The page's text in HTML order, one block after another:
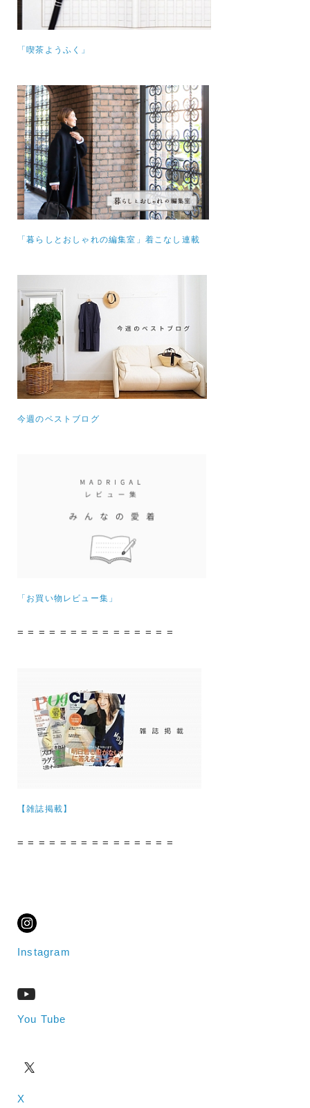
「喫茶ようふく」
「暮らしとおしゃれの編集室」着こなし連載
今週のベストブログ
「お買い物レビュー集」
= = = = = = = = = = = = = = =
【雑誌掲載】
= = = = = = = = = = = = = = =
Instagram
You Tube
X